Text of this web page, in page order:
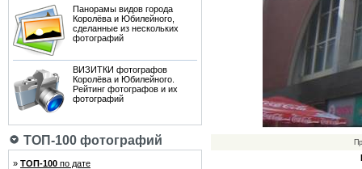
Панорамы видов города
Королёва и Юбилейного,
сделанные из нескольких
фотографий
ВИЗИТКИ фотографов
Королёва и Юбилейного.
Рейтинг фотографов и их
фотографий
ТОП-100 фотографий
» ТОП-100 по дате